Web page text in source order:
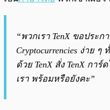
“พวกเรา TenX ขอประ
Cryptocurrencies ง่าย ๆ
ด้วย TenX สั่ง TenX กา
เรา พร้อมหรือยังคะ”